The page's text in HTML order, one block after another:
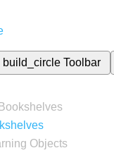
build_circleToolbar
Objects